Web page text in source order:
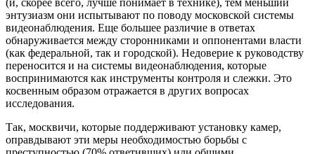
энтузиазм они испытывают по поводу московской системы
видеонаблюдения. Еще большее различие в ответах
обнаруживается между сторонниками и оппонентами власти
(как федеральной, так и городской). Недоверие к руководству
переносится и на системы видеонаблюдения, которые
воспринимаются как инструменты контроля и слежки. Это
косвенным образом отражается в других вопросах
исследования.
Так, москвичи, которые поддерживают установку камер,
оправдывают эти меры необходимостью борьбы с